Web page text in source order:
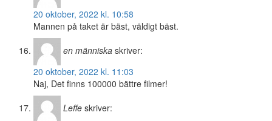
20 oktober, 2022 kl. 10:58
Mannen på taket är bäst, väldigt bäst.
en människa skriver:
20 oktober, 2022 kl. 11:03
Naj, Det finns 100000 bättre filmer!
Leffe skriver: